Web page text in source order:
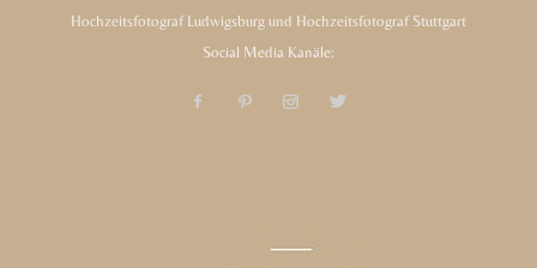
Hochzeitsfotograf Ludwigsburg und Hochzeitsfotograf Stuttgart
Social Media Kanäle: